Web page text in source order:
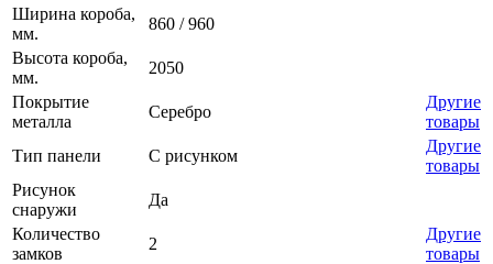
Ширина короба,
мм.
860 / 960
Высота короба,
мм.
2050
Покрытие
металла
Серебро
Другие
товары
Тип панели
С рисунком
Другие
товары
Рисунок
снаружи
Да
Количество
замков
2
Другие
товары